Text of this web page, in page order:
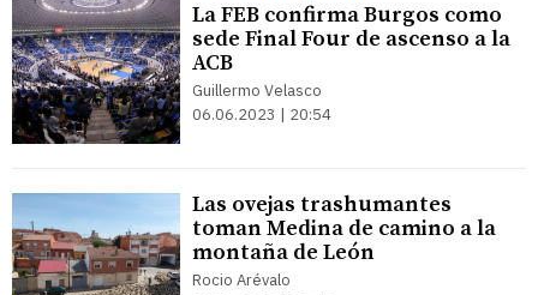
La FEB confirma Burgos como
sede Final Four de ascenso a la
ACB
Guillermo Velasco
06.06.2023 | 20:54
Las ovejas trashumantes
toman Medina de camino a la
montaña de León
Rocio Arévalo